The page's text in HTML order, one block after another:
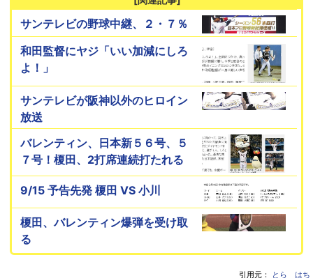
サンテレビの野球中継、２・７％
和田監督にヤジ「いい加減にしろ
よ！」
サンテレビが阪神以外のヒロイン
放送
バレンティン、日本新５６号、５
７号！榎田、2打席連続打たれる
9/15 予告先発 榎田 VS 小川
榎田、バレンティン爆弾を受け取
る
引用元： とら はち